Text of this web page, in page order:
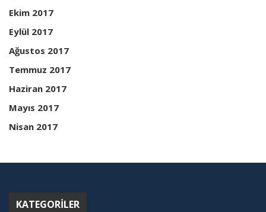
Ekim 2017
Eylül 2017
Ağustos 2017
Temmuz 2017
Haziran 2017
Mayıs 2017
Nisan 2017
KATEGORILER